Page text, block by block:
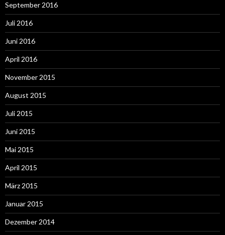
September 2016
Juli 2016
Juni 2016
April 2016
November 2015
August 2015
Juli 2015
Juni 2015
Mai 2015
April 2015
März 2015
Januar 2015
Dezember 2014